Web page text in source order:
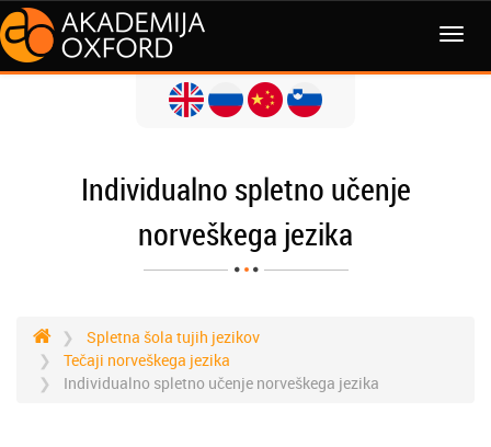
MENI
Individualno spletno učenje
norveškega jezika
Spletna šola tujih jezikov
Tečaji norveškega jezika
Individualno spletno učenje norveškega jezika